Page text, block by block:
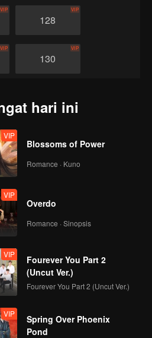
VIP
128
VIP
VIP
130
VIP
VIP VIP
VIP
VIP
142
VIP
144
VIP
hari ini
VIP
Blossoms of Power
Romance · Kuno
VIP
Overdo
Romance · Sinopsis
VIP
Fourever You Part 2
(Uncut Ver.)
Fourever You Part 2 (Uncut Ver.)
VIP
Spring Over Phoenix
Pond